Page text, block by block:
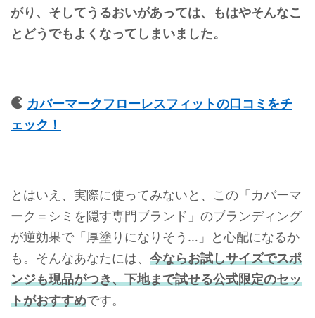
がり、そしてうるおいがあっては、もはやそんなこ
とどうでもよくなってしまいました。
カバーマークフローレスフィットの口コミをチ
ェック！
とはいえ、実際に使ってみないと、この「カバーマ
ーク＝シミを隠す専門ブランド」のブランディング
が逆効果で「厚塗りになりそう…」と心配になるか
も。そんなあなたには、 今ならお試しサイズでスポ
ンジも現品がつき、下地まで試せる公式限定のセッ
トがおすすめです。